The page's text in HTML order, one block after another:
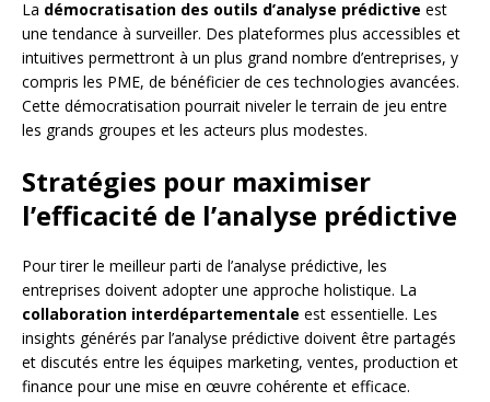
La démocratisation des outils d’analyse prédictive est
une tendance à surveiller. Des plateformes plus accessibles et
intuitives permettront à un plus grand nombre d’entreprises, y
compris les PME, de bénéficier de ces technologies avancées.
Cette démocratisation pourrait niveler le terrain de jeu entre
les grands groupes et les acteurs plus modestes.
Stratégies pour maximiser
l’efficacité de l’analyse prédictive
Pour tirer le meilleur parti de l’analyse prédictive, les
entreprises doivent adopter une approche holistique. La
collaboration interdépartementale est essentielle. Les
insights générés par l’analyse prédictive doivent être partagés
et discutés entre les équipes marketing, ventes, production et
finance pour une mise en œuvre cohérente et efficace.